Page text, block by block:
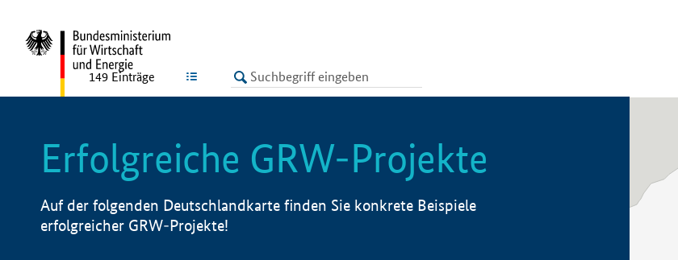
LISTE
149 Einträge
Erfolgreiche GRW-Projekte
Auf der folgenden Deutschlandkarte finden Sie konkrete Beispiele
erfolgreicher GRW-Projekte!